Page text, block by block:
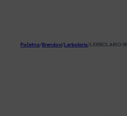
Početna/Brendovi/Lerbolario/LERBOLARIO